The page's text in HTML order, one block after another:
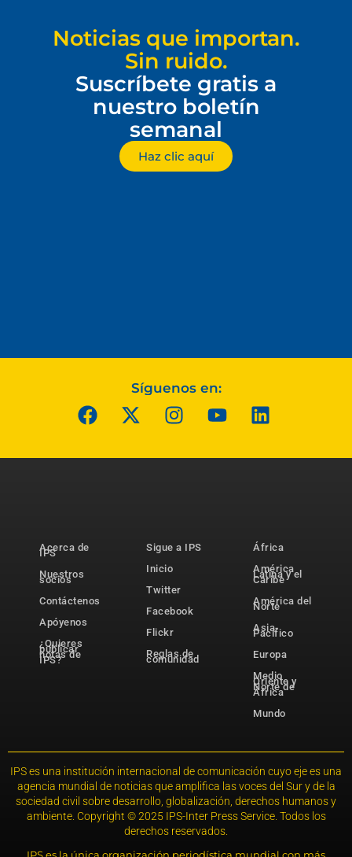
Noticias que importan.
Sin ruido.
Suscríbete gratis a
nuestro boletín
semanal
Haz clic aquí
Síguenos en:
Acerca de
IPS
Nuestros
socios
Contáctenos
Apóyenos
¿Quieres
publicar
notas de
IPS?
Sigue a IPS
Inicio
Twitter
Facebook
Flickr
Reglas de
comunidad
África
América
Latina y el
Caribe
América del
Norte
Asia-
Pacífico
Europa
Medio
Oriente y
Norte de
África
Mundo
IPS es una institución internacional de comunicación cuyo eje es una
agencia mundial de noticias que amplifica las voces del Sur y de la
sociedad civil sobre desarrollo, globalización, derechos humanos y
ambiente. Copyright © 2025 IPS-Inter Press Service. Todos los
derechos reservados.